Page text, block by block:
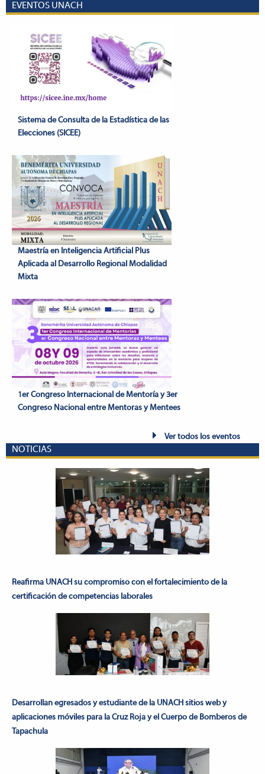
EVENTOS UNACH
Sistema de Consulta de la Estadística de las
Elecciones (SICEE)
Maestría en Inteligencia Artificial Plus
Aplicada al Desarrollo Regional Modalidad
Mixta
1er Congreso Internacional de Mentoría y 3er
Congreso Nacional entre Mentoras y Mentees
Ver todos los eventos
NOTICIAS
Reafirma UNACH su compromiso con el fortalecimiento de la
certificación de competencias laborales
Desarrollan egresados y estudiante de la UNACH sitios web y
aplicaciones móviles para la Cruz Roja y el Cuerpo de Bomberos de
Tapachula